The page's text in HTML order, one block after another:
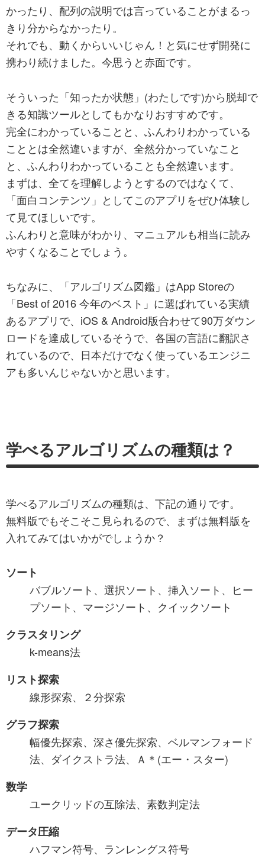
かったり、配列の説明では言っていることがまるっ
きり分からなかったり。
それでも、動くからいいじゃん！と気にせず開発に
携わり続けました。今思うと赤面です。
そういった「知ったか状態」(わたしです)から脱却で
きる知識ツールとしてもかなりおすすめです。
完全にわかっていることと、ふんわりわかっている
こととは全然違いますが、全然分かっていなこと
と、ふんわりわかっていることも全然違います。
まずは、全てを理解しようとするのではなくて、
「面白コンテンツ」としてこのアプリをぜひ体験し
て見てほしいです。
ふんわりと意味がわかり、マニュアルも相当に読み
やすくなることでしょう。
ちなみに、「アルゴリズム図鑑」はApp Storeの
「Best of 2016 今年のベスト」に選ばれている実績
あるアプリで、iOS & Android版合わせて90万ダウン
ロードを達成しているそうで、各国の言語に翻訳さ
れているので、日本だけでなく使っているエンジニ
アも多いんじゃないかと思います。
学べるアルゴリズムの種類は？
学べるアルゴリズムの種類は、下記の通りです。
無料版でもそこそこ見られるので、まずは無料版を
入れてみてはいかがでしょうか？
ソート
バブルソート、選択ソート、挿入ソート、ヒー
プソート、マージソート、クイックソート
クラスタリング
k-means法
リスト探索
線形探索、２分探索
グラフ探索
幅優先探索、深さ優先探索、ベルマンフォード
法、ダイクストラ法、Ａ＊(エー・スター)
数学
ユークリッドの互除法、素数判定法
データ圧縮
ハフマン符号、ランレングス符号